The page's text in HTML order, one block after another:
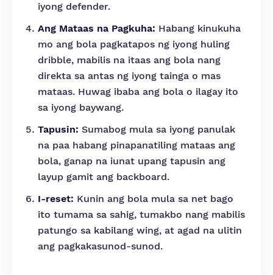
iyong defender.
Ang Mataas na Pagkuha: Habang kinukuha
mo ang bola pagkatapos ng iyong huling
dribble, mabilis na itaas ang bola nang
direkta sa antas ng iyong tainga o mas
mataas. Huwag ibaba ang bola o ilagay ito
sa iyong baywang.
Tapusin: Sumabog mula sa iyong panulak
na paa habang pinapanatiling mataas ang
bola, ganap na iunat upang tapusin ang
layup gamit ang backboard.
I-reset: Kunin ang bola mula sa net bago
ito tumama sa sahig, tumakbo nang mabilis
patungo sa kabilang wing, at agad na ulitin
ang pagkakasunod-sunod.